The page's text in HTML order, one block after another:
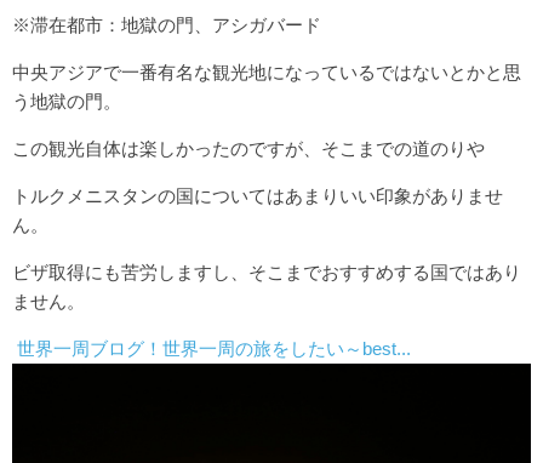
※滞在都市：地獄の門、アシガバード
中央アジアで一番有名な観光地になっているではないとかと思
う地獄の門。
この観光自体は楽しかったのですが、そこまでの道のりや
トルクメニスタンの国についてはあまりいい印象がありませ
ん。
ビザ取得にも苦労しますし、そこまでおすすめする国ではあり
ません。
世界一周ブログ！世界一周の旅をしたい～best...